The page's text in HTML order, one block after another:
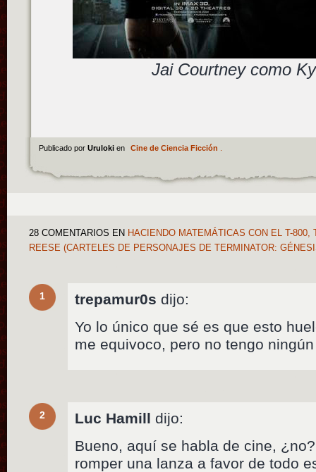
Jai Courtney como
Publicado por Uruloki en Cine de Ciencia Ficción
28 COMENTARIOS EN HACIENDO MATEMÁTICAS CON EL T-
REESE (CARTELES DE PERSONAJES DE TERMINATOR:
1 trepamur0s dijo:
Yo lo único que sé es que esto
me equivoco, pero no tengo
2 Luc Hamill dijo:
Bueno, aquí se habla de cine,
romper una lanza a favor de todo